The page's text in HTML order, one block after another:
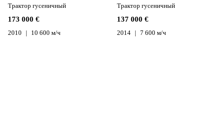
173 000 €
Трактор гусеничный
2010 10 600 м/ч
137 000 €
Трактор гусеничный
2014 7 600 м/ч